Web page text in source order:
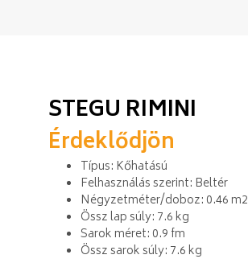
STEGU RIMINI
Érdeklődjön
Típus: Kőhatású
Felhasználás szerint: Beltér
Négyzetméter/doboz: 0.46 m2
Össz lap súly: 7.6 kg
Sarok méret: 0.9 fm
Össz sarok súly: 7.6 kg